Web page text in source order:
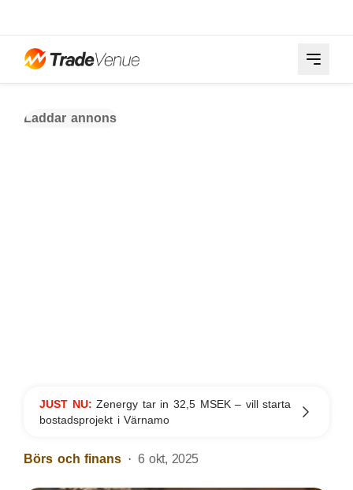
Laddar annons
JUST NU:Zenergy tar in 32,5 MSEK – vill starta
bostadsprojekt i Värnamo
Börs och finans 6 okt, 2025